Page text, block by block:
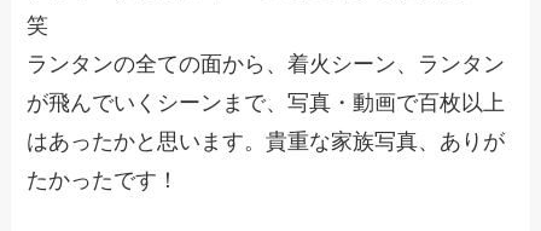
笑
ランタンの全ての面から、着火シーン、ランタン
が飛んでいくシーンまで、写真・動画で百枚以上
はあったかと思います。貴重な家族写真、ありが
たかったです！